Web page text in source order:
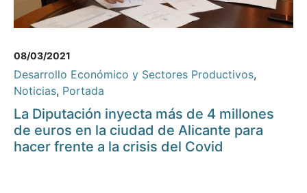
08/03/2021
Desarrollo Económico y Sectores Productivos,
Noticias, Portada
La Diputación inyecta más de 4 millones
de euros en la ciudad de Alicante para
hacer frente a la crisis del Covid